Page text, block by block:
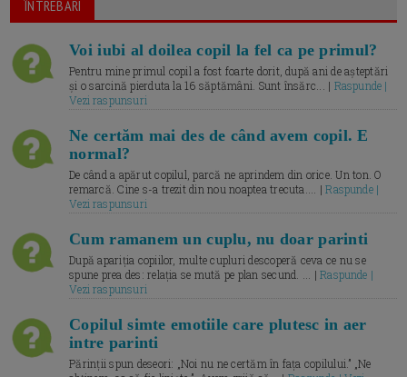
ÎNTREBARI
Voi iubi al doilea copil la fel ca pe primul?
Pentru mine primul copil a fost foarte dorit, după ani de așteptări
și o sarcină pierduta la 16 săptămâni. Sunt însărc... | Raspunde |
Vezi raspunsuri
Ne certăm mai des de când avem copil. E
normal?
De când a apărut copilul, parcă ne aprindem din orice. Un ton. O
remarcă. Cine s-a trezit din nou noaptea trecuta.... |Raspunde |
Vezi raspunsuri
Cum ramanem un cuplu, nu doar parinti
După apariția copiilor, multe cupluri descoperă ceva ce nu se
spune prea des: relația se mută pe plan secund. ... |Raspunde |
Vezi raspunsuri
Copilul simte emotiile care plutesc in aer
intre parinti
Părinții spun deseori: „Noi nu ne certăm în fața copilului.” „Ne